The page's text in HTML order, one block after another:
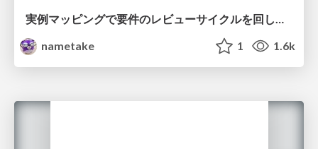
実例マッピングで要件のレビューサイクルを回してる話 / Example Mapping Review Cycle
nametake
1 1.6k